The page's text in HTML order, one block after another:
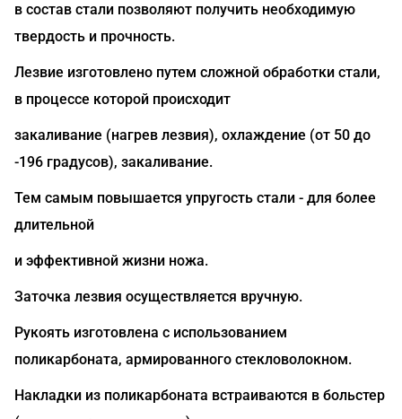
в состав стали позволяют получить необходимую
твердость и прочность.
Лезвие изготовлено путем сложной обработки стали,
в процессе которой происходит
закаливание (нагрев лезвия), охлаждение (от 50 до
-196 градусов), закаливание.
Тем самым повышается упругость стали - для более
длительной
и эффективной жизни ножа.
Заточка лезвия осуществляется вручную.
Рукоять изготовлена с использованием
поликарбоната, армированного стекловолокном.
Накладки из поликарбоната встраиваются в больстер